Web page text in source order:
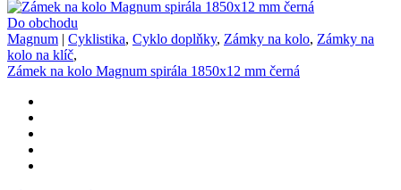
Do obchodu
Magnum | Cyklistika, Cyklo doplňky, Zámky na kolo, Zámky na
kolo na klíč,
Zámek na kolo Magnum spirála 1850x12 mm černá